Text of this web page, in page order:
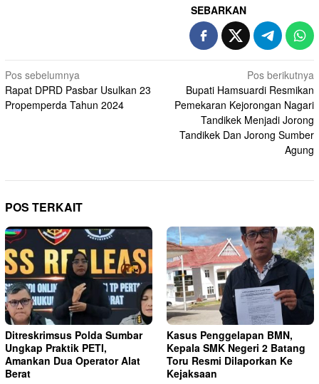
SEBARKAN
Navigasi
pos
Pos sebelumnya
Rapat DPRD Pasbar Usulkan 23
Propemperda Tahun 2024
Pos berikutnya
Bupati Hamsuardi Resmikan
Pemekaran Kejorongan Nagari
Tandikek Menjadi Jorong
Tandikek Dan Jorong Sumber
Agung
POS TERKAIT
Ditreskrimsus Polda Sumbar
Ungkap Praktik PETI,
Amankan Dua Operator Alat
Berat
Kasus Penggelapan BMN,
Kepala SMK Negeri 2 Batang
Toru Resmi Dilaporkan Ke
Kejaksaan